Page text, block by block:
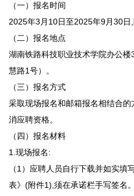
（一）报名时间
2025年3月10日至2025年9月30日,
（二）报名地点
湖南铁路科技职业技术学院办公
慧路1号）。
（三）报名方式
采取现场报名和邮箱报名相结合
消应聘资格。
（四）报名材料
1.现场报名:
（1）应聘人员自行下载并如实填
表》(附件1),须在承诺栏手写签名。